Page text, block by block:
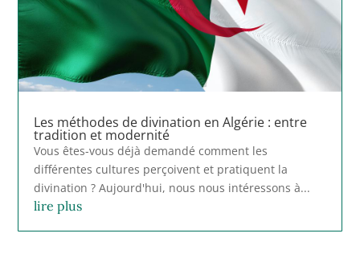
Les méthodes de divination en Algérie : entre
tradition et modernité
Vous êtes-vous déjà demandé comment les
différentes cultures perçoivent et pratiquent la
divination ? Aujourd'hui, nous nous intéressons à...
lire plus